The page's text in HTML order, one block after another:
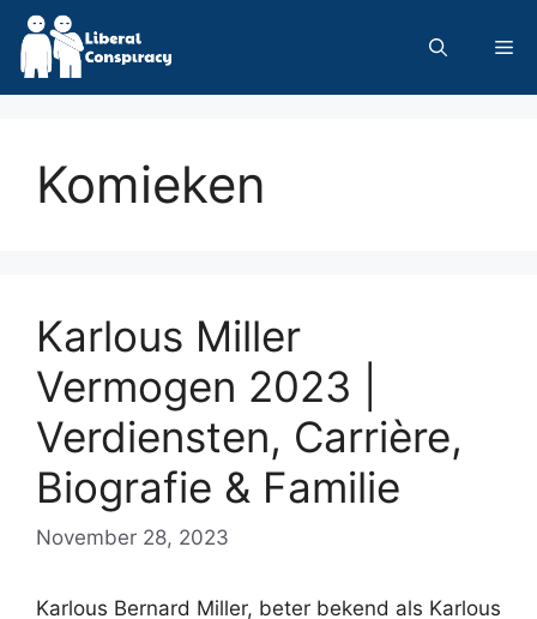
Skip
content
Komieken
Karlous Miller
Vermogen 2023 |
Verdiensten, Carrière,
Biografie & Familie
November 28, 2023
Karlous Bernard Miller, beter bekend als Karlous